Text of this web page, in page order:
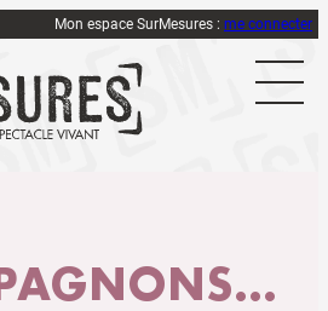
Mon espace SurMesures : me connecter